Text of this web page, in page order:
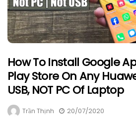
How To Install Google
Play Store On Any
USB, NOT PC Of Laptop
Trần Thịnh 20/07/2020